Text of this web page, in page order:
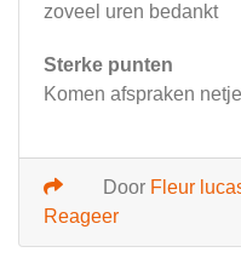
zoveel uren bedankt
Sterke punten
Komen afspraken
Door Fleur
Reageer